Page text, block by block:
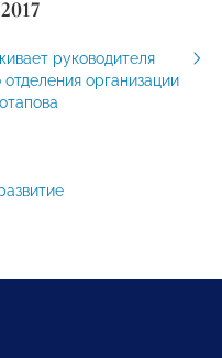
руководителя
организации